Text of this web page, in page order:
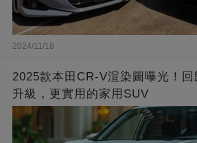
2024/11/18
2025款本田CR-V渲染圖曝光！
升級，更實用的家用SUV